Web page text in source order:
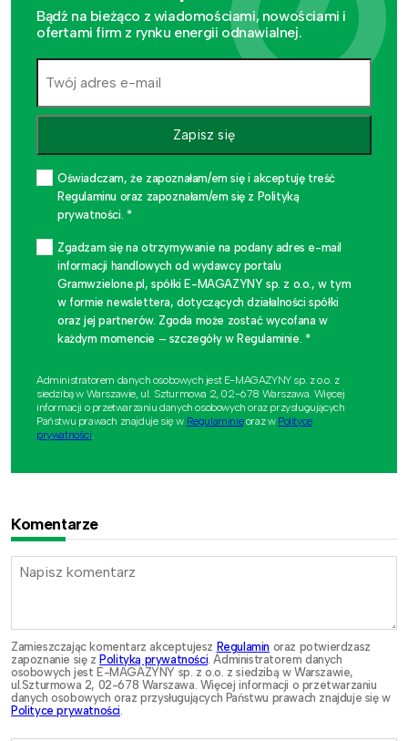
Bądź na bieżąco z wiadomościami, nowościami i
ofertami firm z rynku energii odnawialnej.
Zapisz się
Oświadczam, że zapoznałam/em się i akceptuję treść
Regulaminu oraz zapoznałam/em się z Polityką
prywatności. *
Zgadzam się na otrzymywanie na podany adres e-mail
informacji handlowych od wydawcy portalu
Gramwzielone.pl, spółki E-MAGAZYNY sp. z o.o., w tym
w formie newslettera, dotyczących działalności spółki
oraz jej partnerów. Zgoda może zostać wycofana w
każdym momencie – szczegóły w Regulaminie. *
Administratorem danych osobowych jest E-MAGAZYNY sp. z o.o. z
siedzibą w Warszawie, ul. Szturmowa 2, 02-678 Warszawa. Więcej
informacji o przetwarzaniu danych osobowych oraz przysługujących
Państwu prawach znajduje się w Regulaminieoraz w Polityce
prywatności.
Komentarze
Zamieszczając komentarz akceptujesz Regulamin oraz potwierdzasz
zapoznanie się zPolityką prywatności . Administratorem danych
osobowych jest E-MAGAZYNY sp. z o.o. z siedzibą w Warszawie,
ul.Szturmowa 2, 02-678 Warszawa. Więcej informacji o przetwarzaniu
danych osobowych oraz przysługujących Państwu prawach znajduje się w
Polityce prywatności